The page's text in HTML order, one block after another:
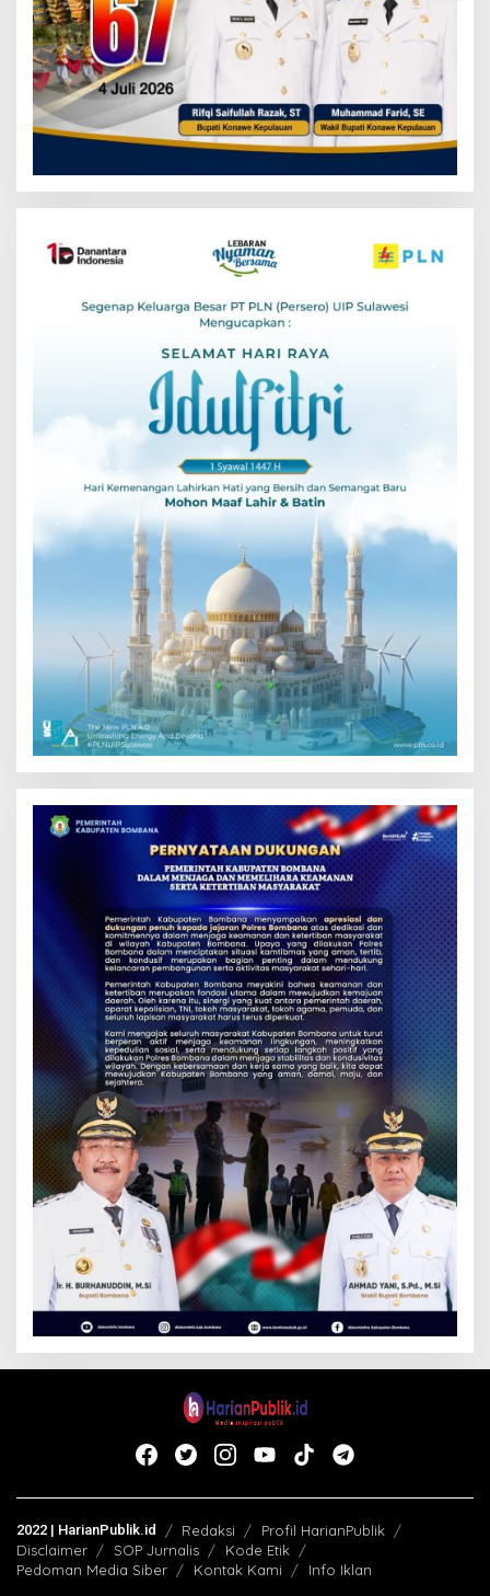
2022 | HarianPublik.id Redaksi
Profil HarianPublik
Disclaimer
SOP Jurnalis
Kode Etik
Pedoman Media Siber
Kontak Kami Info Iklan